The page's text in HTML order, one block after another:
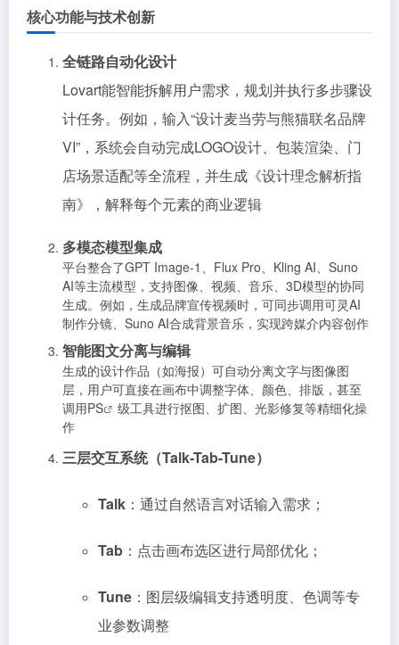
核心功能与技术创新
全链路自动化设计
Lovart能智能拆解用户需求，规划并执行多步骤设
计任务。例如，输入“设计麦当劳与熊猫联名品牌
VI”，系统会自动完成LOGO设计、包装渲染、门
店场景适配等全流程，并生成《设计理念解析指
南》，解释每个元素的商业逻辑
多模态模型集成
平台整合了GPT Image-1、Flux Pro、Kling AI、Suno
AI等主流模型，支持图像、视频、音乐、3D模型的协同
生成。例如，生成品牌宣传视频时，可同步调用可灵AI
制作分镜、Suno AI合成背景音乐，实现跨媒介内容创作
智能图文分离与编辑
生成的设计作品（如海报）可自动分离文字与图像图
层，用户可直接在画布中调整字体、颜色、排版，甚至
调用PS
级工具进行抠图、扩图、光影修复等精细化操
作
三层交互系统（Talk-Tab-Tune）
Talk ：通过自然语言对话输入需求；
Tab ：点击画布选区进行局部优化；
Tune ：图层级编辑支持透明度、色调等专
业参数调整